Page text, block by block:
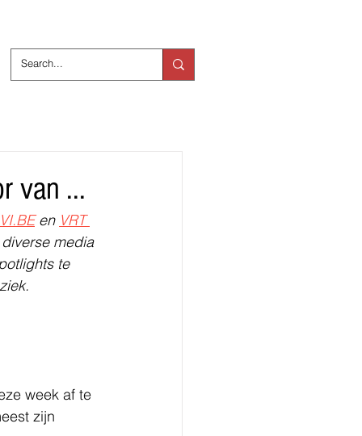
van ...
VI.BE en VRT
media
te
week af te
zijn